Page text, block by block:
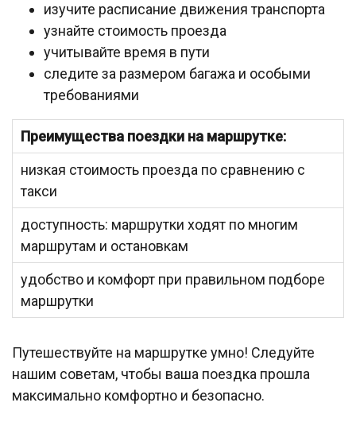
изучите расписание движения транспорта
узнайте стоимость проезда
учитывайте время в пути
следите за размером багажа и особыми
требованиями
Преимущества поездки на маршрутке:
низкая стоимость проезда по сравнению с
такси
доступность: маршрутки ходят по многим
маршрутам и остановкам
удобство и комфорт при правильном подборе
маршрутки
Путешествуйте на маршрутке умно! Следуйте
нашим советам, чтобы ваша поездка прошла
максимально комфортно и безопасно.